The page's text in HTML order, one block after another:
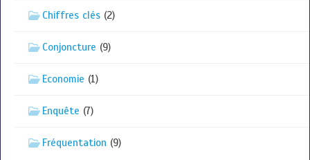
Chiffres clés (2)
Conjoncture (9)
Economie (1)
Enquête (7)
Fréquentation (9)